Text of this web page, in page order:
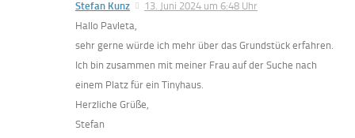
Stefan Kunz
13. Juni 2024 um 6:48 Uhr
Hallo Pavleta,
sehr gerne würde ich mehr über das Grundstück erfahren.
Ich bin zusammen mit meiner Frau auf der Suche nach
einem Platz für ein Tinyhaus.
Herzliche Grüße,
Stefan